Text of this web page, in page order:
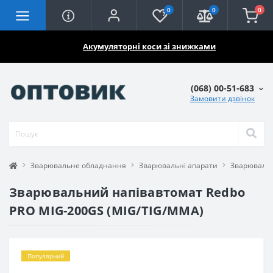
Акумуляторні коси зі знижками
0 0 0
(068) 00-51-683
Замовити дзвінок
Зварювальне обладнання Зварювальні апарати
Зварювальний напівавтомат Redbo
PRO MIG-200GS (MIG/TIG/MMA)
Популярний